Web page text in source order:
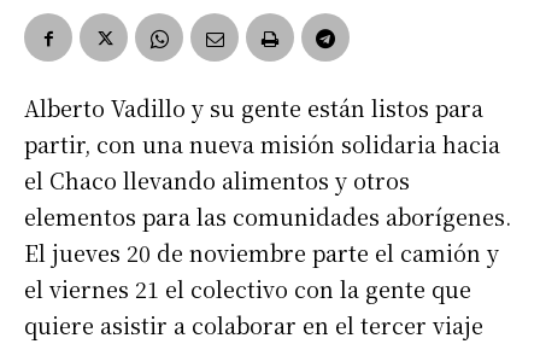
Alberto Vadillo y su gente están listos para
partir, con una nueva misión solidaria hacia
el Chaco llevando alimentos y otros
elementos para las comunidades aborígenes.
El jueves 20 de noviembre parte el camión y
el viernes 21 el colectivo con la gente que
quiere asistir a colaborar en el tercer viaje